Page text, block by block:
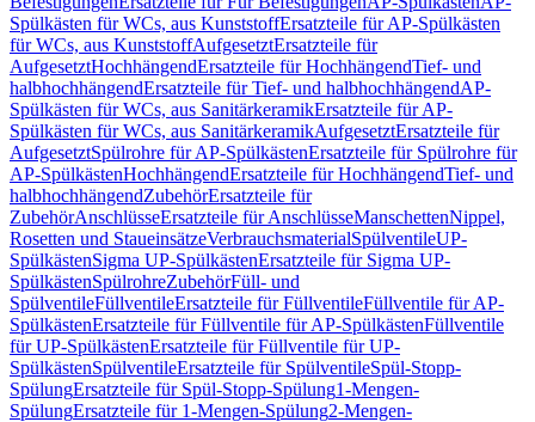
Spülkästen für WCs, aus KunststoffErsatzteile für AP-Spülkästen
für WCs, aus KunststoffAufgesetztErsatzteile für
AufgesetztHochhängendErsatzteile für HochhängendTief- und
halbhochhängendErsatzteile für Tief- und halbhochhängendAP-
Spülkästen für WCs, aus SanitärkeramikErsatzteile für AP-
Spülkästen für WCs, aus SanitärkeramikAufgesetztErsatzteile für
AufgesetztSpülrohre für AP-SpülkästenErsatzteile für Spülrohre für
AP-SpülkästenHochhängendErsatzteile für HochhängendTief- und
halbhochhängendZubehörErsatzteile für
ZubehörAnschlüsseErsatzteile für AnschlüsseManschettenNippel,
Rosetten und StaueinsätzeVerbrauchsmaterialSpülventileUP-
SpülkästenSigma UP-SpülkästenErsatzteile für Sigma UP-
SpülkästenSpülrohreZubehörFüll- und
SpülventileFüllventileErsatzteile für FüllventileFüllventile für AP-
SpülkästenErsatzteile für Füllventile für AP-SpülkästenFüllventile
für UP-SpülkästenErsatzteile für Füllventile für UP-
SpülkästenSpülventileErsatzteile für SpülventileSpül-Stopp-
SpülungErsatzteile für Spül-Stopp-Spülung1-Mengen-
SpülungErsatzteile für 1-Mengen-Spülung2-Mengen-